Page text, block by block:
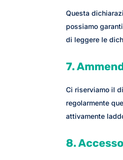
Questa
possiamo
di leggere le
7.
Ci riserviamo il
regolarmente
attivamente
8.